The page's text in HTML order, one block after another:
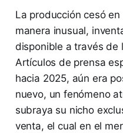
La producción cesó
manera inusual,
disponible a través de
Artículos de prensa
hacia 2025, aún era
nuevo, un fenómeno
subraya su nicho
venta, el cual en el